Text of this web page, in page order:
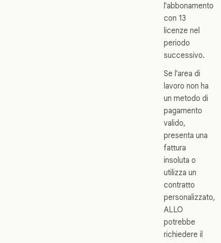
l'abbonamento
con 13
licenze nel
periodo
successivo.
Se l'area di
lavoro non ha
un metodo di
pagamento
valido,
presenta una
fattura
insoluta o
utilizza un
contratto
personalizzato,
ALLO
potrebbe
richiedere il